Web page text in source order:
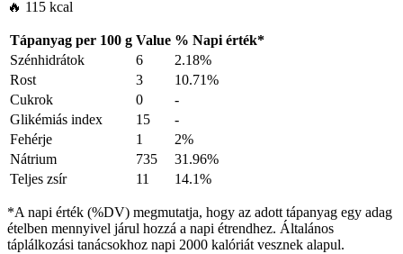
🔥 115 kcal
Tápanyag per 100 g Value % Napi érték*
Szénhidrátok
6
2.18%
Rost
3
10.71%
Cukrok
0
-
Glikémiás index
15
-
Fehérje
1
2%
Nátrium
735
31.96%
Teljes zsír
11 14.1%
*A napi érték (%DV) megmutatja, hogy az adott tápanyag egy adag
ételben mennyivel járul hozzá a napi étrendhez. Általános
táplálkozási tanácsokhoz napi 2000 kalóriát vesznek alapul.